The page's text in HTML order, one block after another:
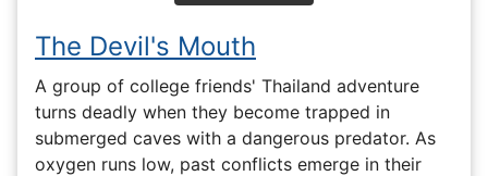
The Devil's Mouth
A group of college friends' Thailand adventure
turns deadly when they become trapped in
submerged caves with a dangerous predator. As
oxygen runs low, past conflicts emerge in their